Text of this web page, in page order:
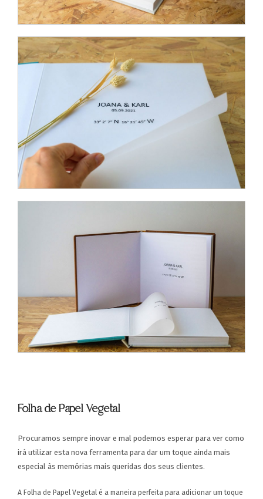
Folha de Papel Vegetal
Procuramos sempre inovar e mal podemos esperar para ver como
irá utilizar esta nova ferramenta para dar um toque ainda mais
especial às memórias mais queridas dos seus clientes.
A Folha de Papel Vegetal é a maneira perfeita para adicionar um toque